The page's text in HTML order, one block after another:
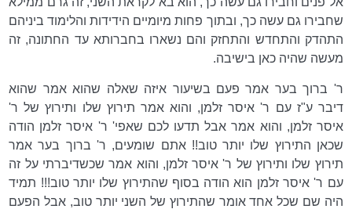
שחבירו גם עשה כך, ובתוך פחות מיומיים הידידות והלימוד ביניהם
התהדק והתחדש והתחזק והם נשארו בחברותא עד החתונה, זה
מעשה שהיה כאן בישיבה.
ר' ברוך בער אמר פעם בשיעור איזה שאלה שהוא אמר שהוא
דיבר ע"ז עם ר' איסר זלמן, והוא אמר תירוץ שלו ותירוץ של ר'
איסר זלמן, והוא אמר אבל תדעו לכם שאפי' ר' איסר זלמן הודה
שכאן התירוץ שלו יותר טוב!! אתם שומעים, ר' ברוך בער אמר
תירוץ שלו ותירוץ של ר' איסר זלמן, והוא אמר שכשדיברתי על זה
עם ר' איסר זלמן הוא הודה בסוף שהתירוץ שלו יותר טוב!!! תמיד
היה שם שכל אחד אומר שהתירוץ של השני יותר טוב, אבל הפעם